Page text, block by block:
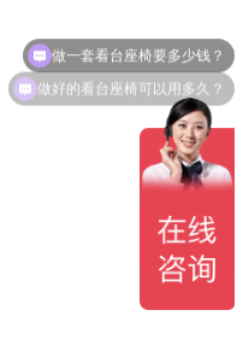
做好的看台座椅可以用多久？